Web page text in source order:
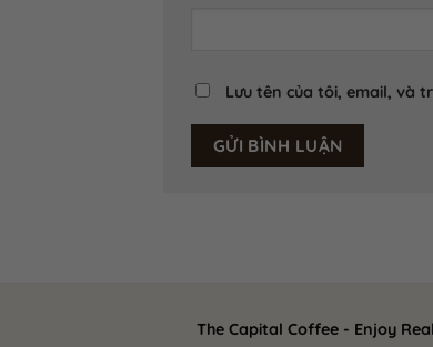
Lưu tên của tôi, email, và
The Capital Coffee - Enjoy Real